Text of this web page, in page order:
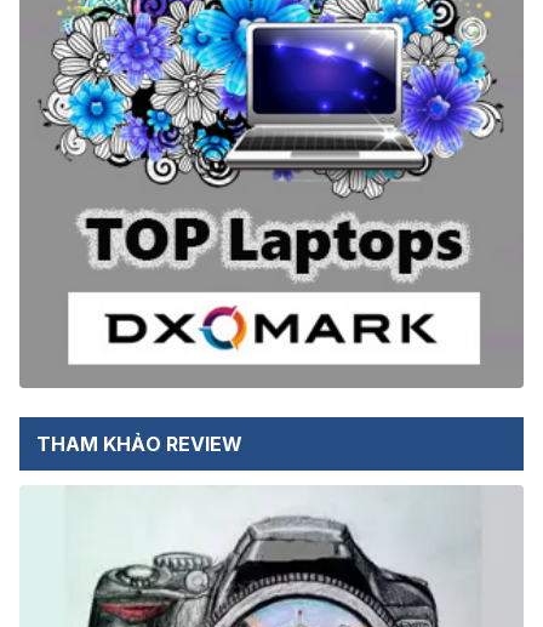
THAM KHẢO REVIEW